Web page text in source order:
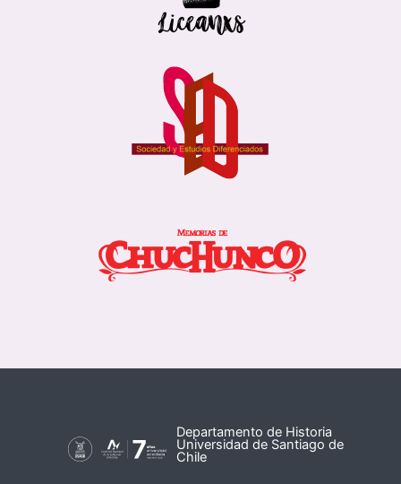
Departamento de Historia
Universidad de Santiago de
Chile